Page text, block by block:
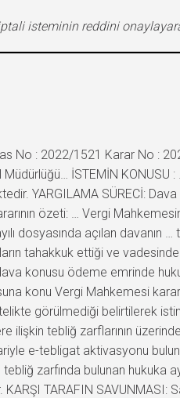
isteminin reddini
No : 2022/1521 Karar No :
İSTEMİN
YARGILAMA SÜRECİ:
özeti: … Vergi
dosyasında açılan davanın
tahakkuk ettiği ve
konusu ödeme emrinde
konu Vergi Mahkemesi
görülmediği belirtilerek
ilişkin tebliğ zarflarının
e-tebligat aktivasyonu
zarfında bulunan hukuka
TARAFIN